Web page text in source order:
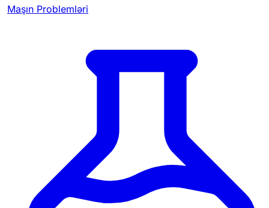
Maşın Problemləri